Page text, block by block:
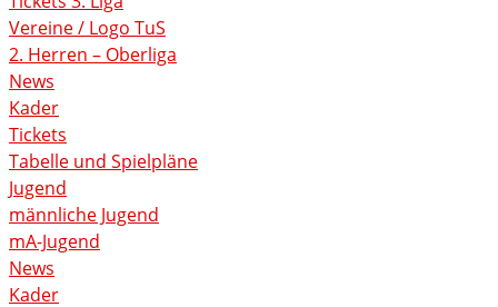
Vereine / Logo TuS
2. Herren – Oberliga
News
Kader
Tickets
Tabelle und Spielpläne
Jugend
männliche Jugend
mA-Jugend
News
Kader